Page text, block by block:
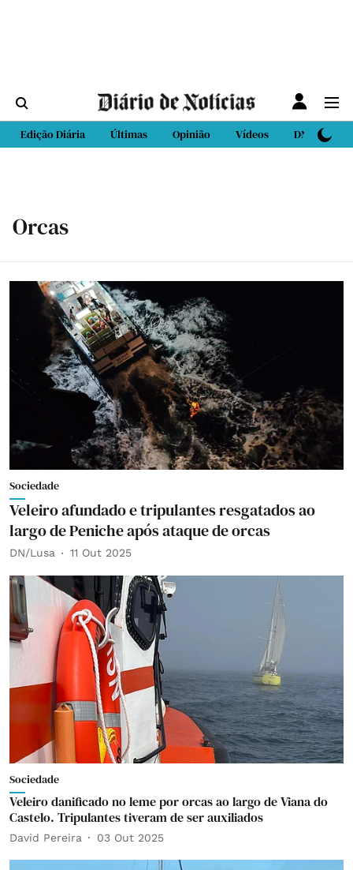
Edição Diária Últimas Opinião Vídeos DN Sport
Orcas
Sociedade
Veleiro afundado e tripulantes resgatados ao
largo de Peniche após ataque de orcas
DN/Lusa 11 Out 2025
Sociedade
Veleiro danificado no leme por orcas ao largo de Viana do
Castelo. Tripulantes tiveram de ser auxiliados
David Pereira 03 Out 2025